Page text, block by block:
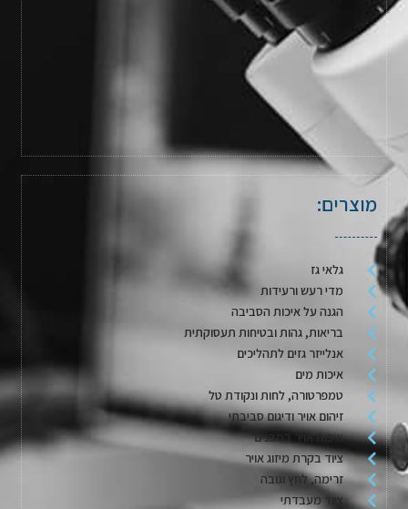
מוצרים:
גלאי גז
מדי רעש ורעידות
הגנה על איכות הסביבה
בריאות, גהות ובטיחות תעסוקתית
אנלייזר גזים לתהליכים
איכות מים
טמפרטורה, לחות ונקודת טל
זיהום אויר ודיגום סביבתי
איכות אויר במבנים
ציוד בקרת מיזוג אויר
זרימה, לחץ וגובה
ציוד מעבדתי